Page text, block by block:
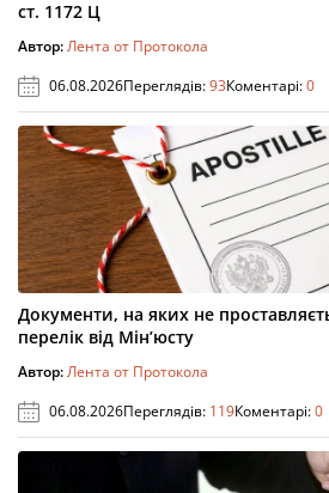
ст. 1172 Ц
Автор:Лента от Протокола
06.08.2026Переглядів:93Коментарі:0
Документи, на яких не
перелік від Мін’юсту
Автор:Лента от Протокола
06.08.2026Переглядів: 119Коментарі:0